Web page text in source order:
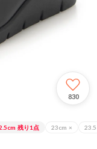
830
残り1点 23cm ×